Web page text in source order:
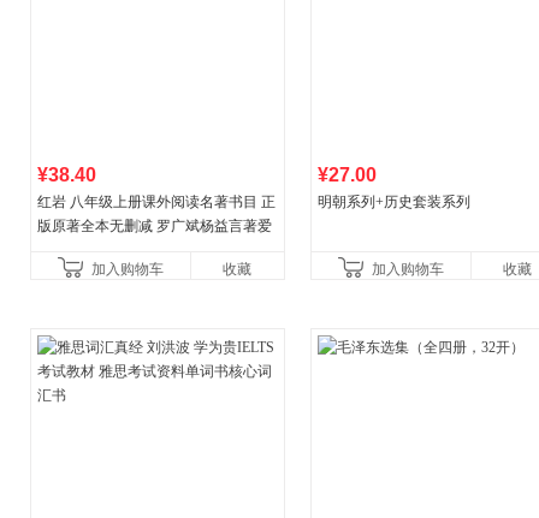
¥38.40
红岩 八年级上册课外阅读名著书目 正
版原著全本无删减 罗广斌杨益言著爱
国青年出版社加入购物车 收藏
¥27.00
明朝系列+历史套装系列
加入购物车 收藏